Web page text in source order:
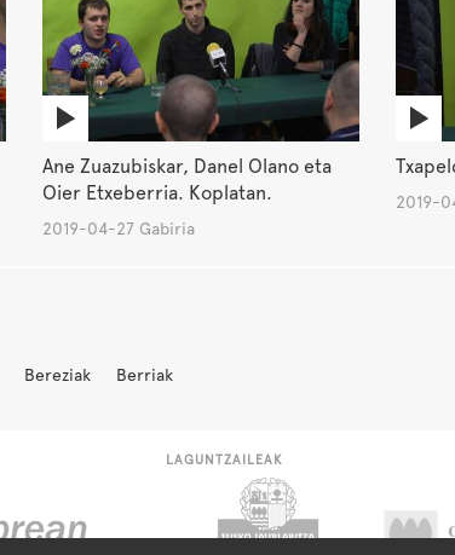
Ane Zuazubiskar, Danel Olano eta
Oier Etxeberria. Koplatan.
2019-04-27 Gabiria
2019-
Bereziak Berriak
LAGUNTZAILEAK